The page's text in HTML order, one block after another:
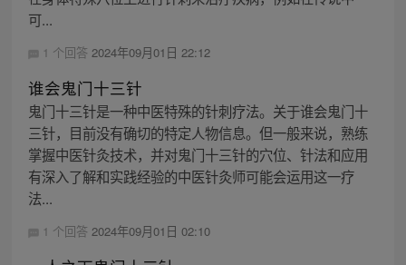
可...
1 个回答 2024年09月01日 22:12
谁会鬼门十三针
鬼门十三针是一种中医特殊的针刺疗法。关于谁会鬼门十
三针，目前没有确切的特定人物信息。但一般来说，熟练
掌握中医针灸技术，并对鬼门十三针的穴位、针法和应用
有深入了解和实践经验的中医针灸师可能会运用这一疗
法...
1 个回答 2024年09月01日 02:10